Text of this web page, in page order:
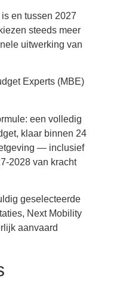
en tussen 2027
steeds meer
uitwerking van
Experts (MBE)
een volledig
klaar binnen 24
— inclusief
2028 van kracht
geselecteerde
Next Mobility
aanvaard